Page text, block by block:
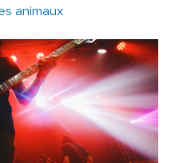
animaux